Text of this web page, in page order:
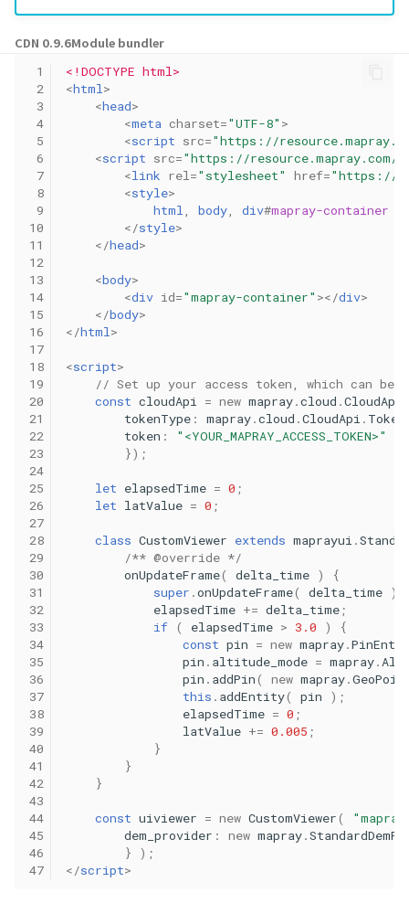
CDN 0.9.6Module bundler
1
2
3
4
5
6
7
8
9
10
11
12
13
14
15
16
17
18
19
20
21
22
23
24
25
26
27
28
29
30
31
32
33
34
35
36
37
38
39
40
41
42
43
44
45
46
47
<!DOCTYPE html>
<html>
<head>
<meta charset="UTF-8" >
<script src="https://
<script src="https://
<link rel="stylesheet" href="https://
<style>
html, body, div#mapray-container
</style>
</head>
<body>
<div id="mapray-container" ></div>
</body>
</html>
<script>
// Set up your access token, which can be
const cloudApi = new mapray.cloud .
tokenType : mapray.cloud .CloudApi .
token :
"<YOUR_MAPRAY_ACCESS_TOKEN>"
});
let elapsedTime = 0 ;
let latValue = 0 ;
class CustomViewer extends maprayui .
/** @override */
onUpdateFrame( delta_time )
{
super .onUpdateFrame( delta_time );
elapsedTime += delta_time;
if ( elapsedTime > 3.0 )
{
const pin = new mapray.
pin . altitude_mode = mapray.
pin . addPin( new mapray.
this . addEntity( pin
);
elapsedTime = 0 ;
latValue += 0.005 ;
}
}
}
const uiviewer = new CustomViewer(
dem_provider : new mapray.
}
);
</script>